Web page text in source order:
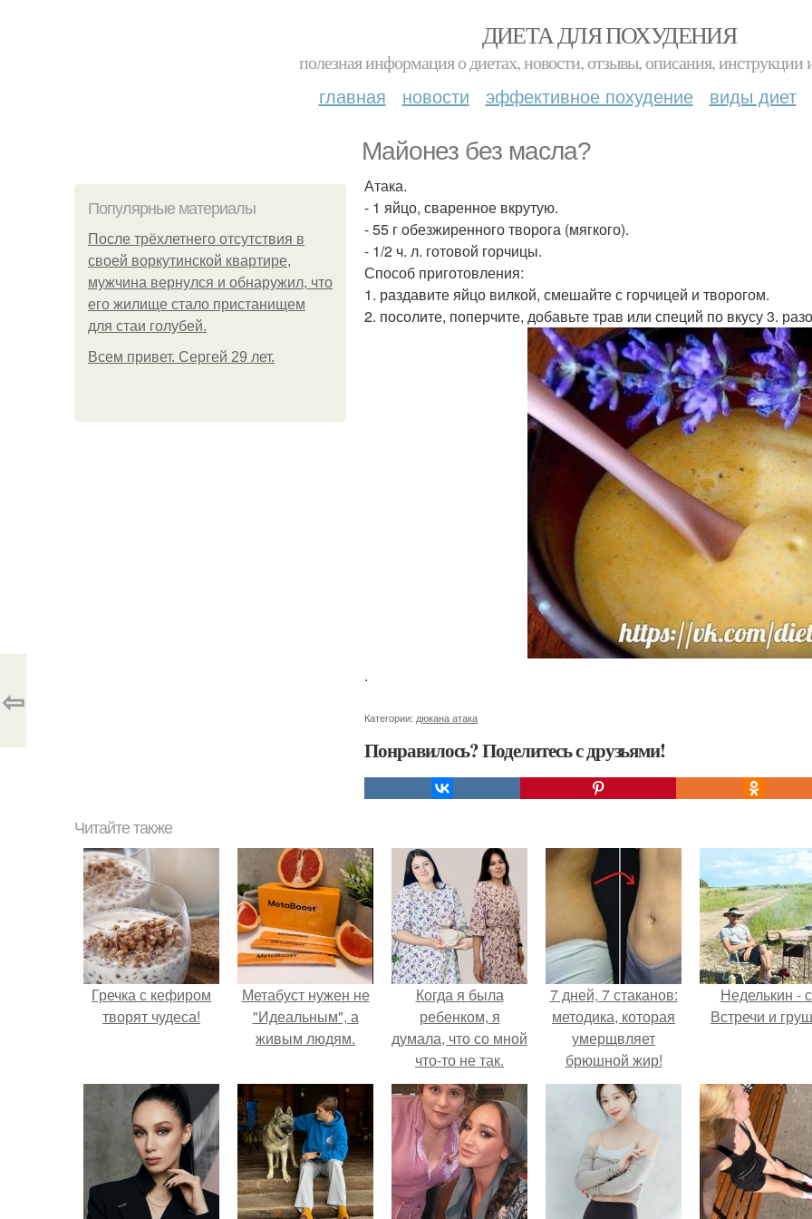
ДИЕТА ДЛЯ ПОХУДЕНИЯ
полезная информация о диетах, новости, отзывы, описания, инструкции
главная новости эффективное похудение виды диет
Майонез без масла?
Популярные материалы
После трёхлетнего отсутствия в
своей воркутинской квартире,
мужчина вернулся и обнаружил, что
его жилище стало пристанищем
для стаи голубей.
Всем привет. Сергей 29 лет.
Атака.
- 1 яйцо, сваренное вкрутую.
- 55 г обезжиренного творога (мягкого).
- 1/2 ч. л. готовой горчицы.
Способ приготовления:
1. раздавите яйцо вилкой, смешайте с горчицей и творогом.
2. посолите, поперчите, добавьте трав или специй по вкусу 3.
.
Категории: дюкана атака
Понравилось? Поделитесь с друзьями!
⇦
Читайте также
Гречка с кефиром
творят чудеса!
Метабуст нужен не
"Идеальным", а
живым людям.
Когда я была
ребенком, я
думала, что со мной
что-то не так.
7 дней, 7 стаканов:
методика, которая
умерщвляет
брюшной жир!
Неделькин -
Встречи и